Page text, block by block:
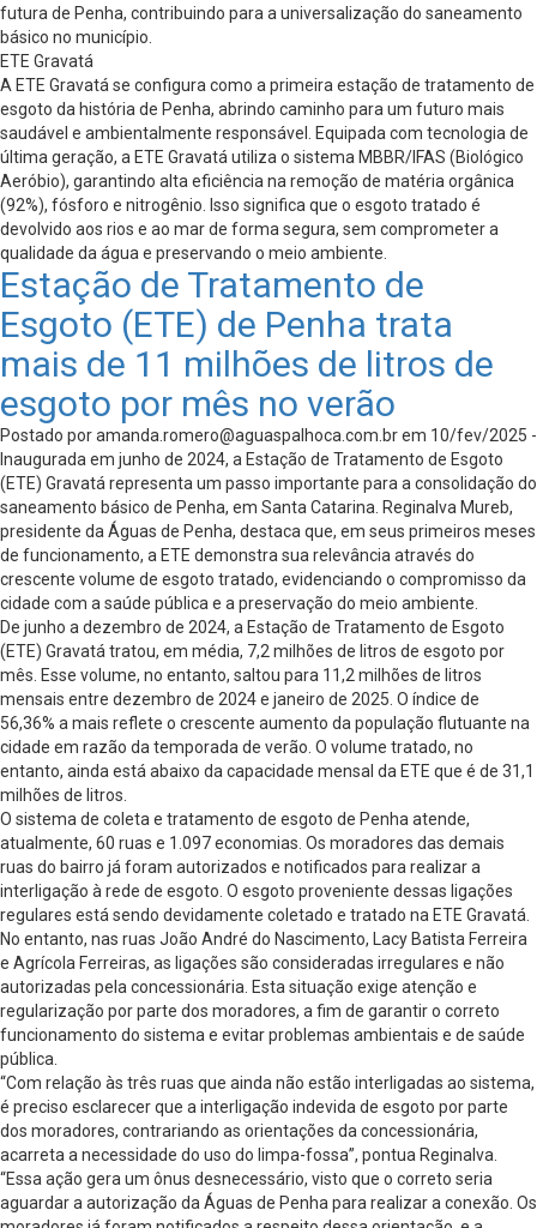
futura de Penha, contribuindo para a universalização do saneamento
básico no município.
ETE Gravatá
A ETE Gravatá se configura como a primeira estação de tratamento de
esgoto da história de Penha, abrindo caminho para um futuro mais
saudável e ambientalmente responsável. Equipada com tecnologia de
última geração, a ETE Gravatá utiliza o sistema MBBR/IFAS (Biológico
Aeróbio), garantindo alta eficiência na remoção de matéria orgânica
(92%), fósforo e nitrogênio. Isso significa que o esgoto tratado é
devolvido aos rios e ao mar de forma segura, sem comprometer a
qualidade da água e preservando o meio ambiente.
Estação de Tratamento de
Esgoto (ETE) de Penha trata
mais de 11 milhões de litros de
esgoto por mês no verão
Postado poramanda.romero@aguaspalhoca.com.brem 10/fev/2025 -
Inaugurada em junho de 2024, a Estação de Tratamento de Esgoto
(ETE) Gravatá representa um passo importante para a consolidação do
saneamento básico de Penha, em Santa Catarina. Reginalva Mureb,
presidente da Águas de Penha, destaca que, em seus primeiros meses
de funcionamento, a ETE demonstra sua relevância através do
crescente volume de esgoto tratado, evidenciando o compromisso da
cidade com a saúde pública e a preservação do meio ambiente.
De junho a dezembro de 2024, a Estação de Tratamento de Esgoto
(ETE) Gravatá tratou, em média, 7,2 milhões de litros de esgoto por
mês. Esse volume, no entanto, saltou para 11,2 milhões de litros
mensais entre dezembro de 2024 e janeiro de 2025. O índice de
56,36% a mais reflete o crescente aumento da população flutuante na
cidade em razão da temporada de verão. O volume tratado, no
entanto, ainda está abaixo da capacidade mensal da ETE que é de 31,1
milhões de litros.
O sistema de coleta e tratamento de esgoto de Penha atende,
atualmente, 60 ruas e 1.097 economias. Os moradores das demais
ruas do bairro já foram autorizados e notificados para realizar a
interligação à rede de esgoto. O esgoto proveniente dessas ligações
regulares está sendo devidamente coletado e tratado na ETE Gravatá.
No entanto, nas ruas João André do Nascimento, Lacy Batista Ferreira
e Agrícola Ferreiras, as ligações são consideradas irregulares e não
autorizadas pela concessionária. Esta situação exige atenção e
regularização por parte dos moradores, a fim de garantir o correto
funcionamento do sistema e evitar problemas ambientais e de saúde
pública.
“Com relação às três ruas que ainda não estão interligadas ao sistema,
é preciso esclarecer que a interligação indevida de esgoto por parte
dos moradores, contrariando as orientações da concessionária,
acarreta a necessidade do uso do limpa-fossa”, pontua Reginalva.
“Essa ação gera um ônus desnecessário, visto que o correto seria
aguardar a autorização da Águas de Penha para realizar a conexão. Os